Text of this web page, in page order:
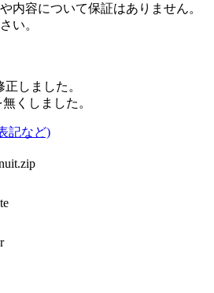
内容について保証はありません。
い。
しました。
しました。
記など)